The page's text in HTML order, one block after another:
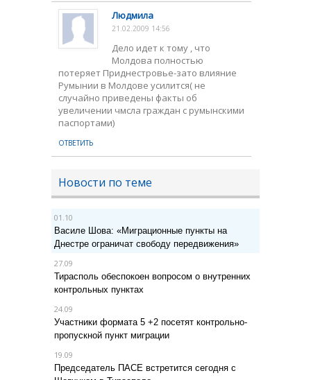
Людмила
21.02.2009 14:56
Дело идет к тому , что
Молдова полностью
потеряет Приднестровье-зато влияние
Румынии в Молдове усилится( не
случайно приведены факты об
увеличении чмсла граждан с румынскими
паспортами)
ОТВЕТИТЬ
Новости по теме
01.10
Василе Шова: «Миграционные пункты на
Днестре ограничат свободу передвижения»
27.09
Тирасполь обеспокоен вопросом о внутренних
контрольных пунктах
24.09
Участники формата 5 +2 посетят контрольно-
пропускной пункт миграции
19.09
Председатель ПАСЕ встретится сегодня с